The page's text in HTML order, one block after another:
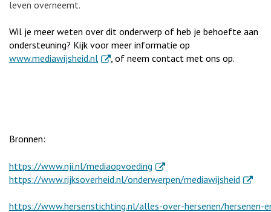
leven overneemt.
Wil je meer weten over dit onderwerp of heb je behoefte aan
ondersteuning? Kijk voor meer informatie op
www.mediawijsheid.nl. Externe link
, of neem contact met ons op.
Bronnen:
https://www.nji.nl/mediaopvoeding . Externe link
https://www.rijksoverheid.nl/onderwerpen/mediawijsheid .
https://www.hersenstichting.nl/alles-over-hersenen/hersenen-